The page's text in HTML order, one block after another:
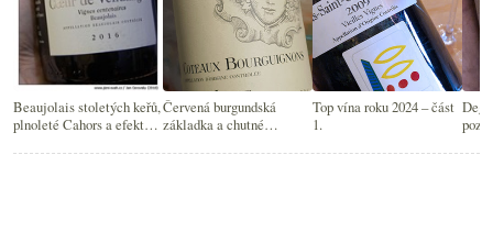
Beaujolais stoletých keřů,
plnoleté Cahors a efektní
Červená burgundská
základka a chutné
Top vína roku 2024 – část
1.